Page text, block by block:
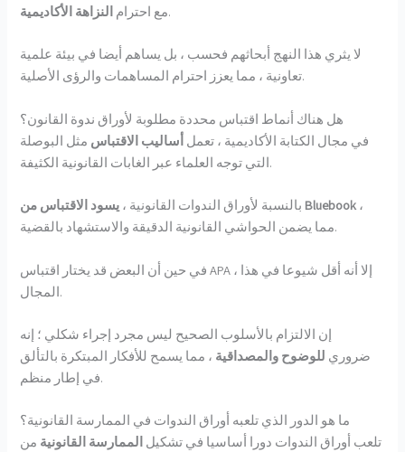
مع احترام النزاهة الأكاديمية .
لا يثري هذا النهج أبحاثهم فحسب ، بل يساهم أيضا في بيئة علمية
تعاونية ، مما يعزز احترام المساهمات والرؤى الأصلية.
هل هناك أنماط اقتباس محددة مطلوبة لأوراق ندوة القانون؟
في مجال الكتابة الأكاديمية ، تعمل أساليب الاقتباس مثل البوصلة
التي توجه العلماء عبر الغابات القانونية الكثيفة.
بالنسبة لأوراق الندوات القانونية ، يسود الاقتباس من Bluebook ،
مما يضمن الحواشي القانونية الدقيقة والاستشهاد بالقضية.
في حين أن البعض قد يختار اقتباس APA ، إلا أنه أقل شيوعا في هذا
المجال.
إن الالتزام بالأسلوب الصحيح ليس مجرد إجراء شكلي ؛ إنه
ضروري للوضوح والمصداقية ، مما يسمح للأفكار المبتكرة بالتألق
في إطار منظم.
ما هو الدور الذي تلعبه أوراق الندوات في الممارسة القانونية؟
تلعب أوراق الندوات دورا أساسيا في تشكيل الممارسة القانونية من